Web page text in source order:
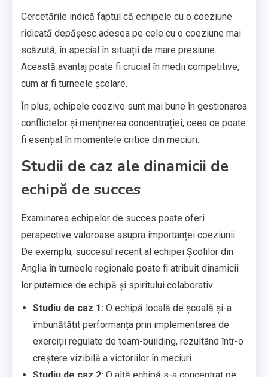
Cercetările indică faptul că echipele cu o coeziune
ridicată depășesc adesea pe cele cu o coeziune mai
scăzută, în special în situații de mare presiune.
Această avantaj poate fi crucial în medii competitive,
cum ar fi turneele școlare.
În plus, echipele coezive sunt mai bune în gestionarea
conflictelor și menținerea concentrației, ceea ce poate
fi esențial în momentele critice din meciuri.
Studii de caz ale dinamicii de
echipă de succes
Examinarea echipelor de succes poate oferi
perspective valoroase asupra importanței coeziunii.
De exemplu, succesul recent al echipei Școlilor din
Anglia în turneele regionale poate fi atribuit dinamicii
lor puternice de echipă și spiritului colaborativ.
Studiu de caz 1: O echipă locală de școală și-a
îmbunătățit performanța prin implementarea de
exerciții regulate de team-building, rezultând într-o
creștere vizibilă a victoriilor în meciuri.